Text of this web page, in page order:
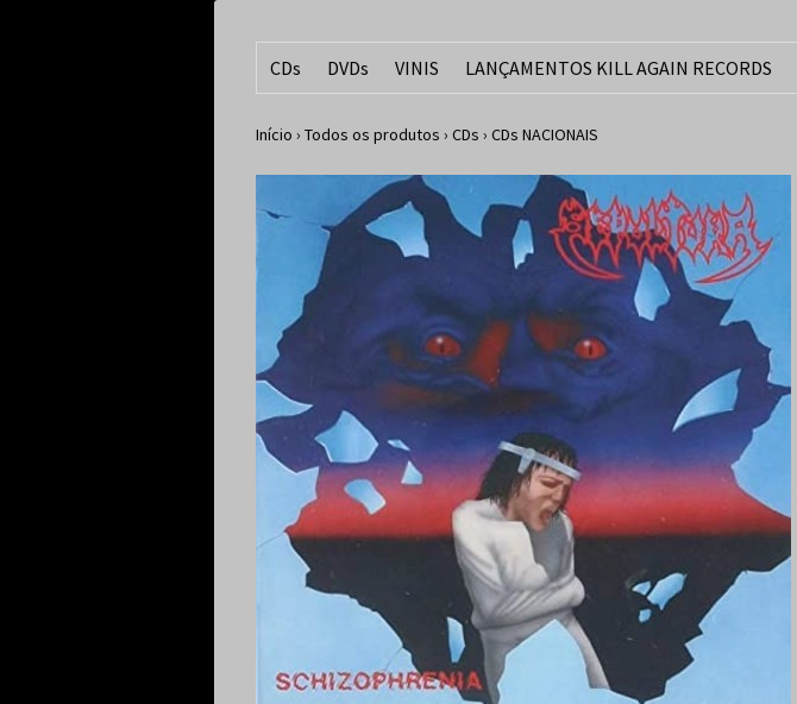
CDs DVDs VINIS LANÇAMENTOS KILL AGAIN RECORDS
Início › Todos os produtos › CDs › CDs NACIONAIS